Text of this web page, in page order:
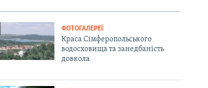
ФОТОГАЛЕРЕЇ
Краса Сімферопольського
водосховища та занедбаність
довкола